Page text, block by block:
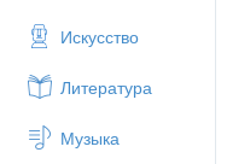
Искусство
Литература
Музыка